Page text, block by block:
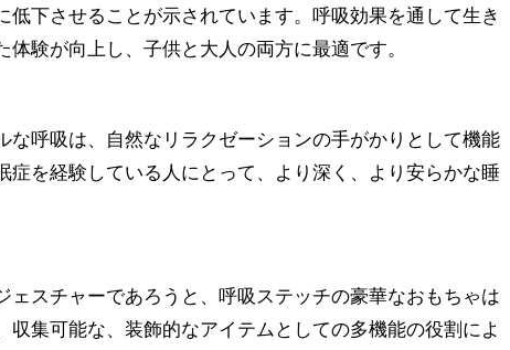
下させることが示されています。呼吸効果を通して生き
験が向上し、子供と大人の両方に最適です。
呼吸は、自然なリラクゼーションの手がかりとして機能
を経験している人にとって、より深く、より安らかな睡
スチャーであろうと、呼吸ステッチの豪華なおもちゃは
集可能な、装飾的なアイテムとしての多機能の役割によ